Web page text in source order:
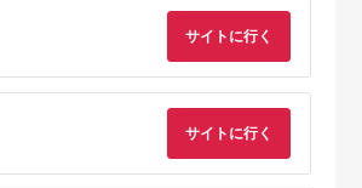
サイトに行く
サイトに行く